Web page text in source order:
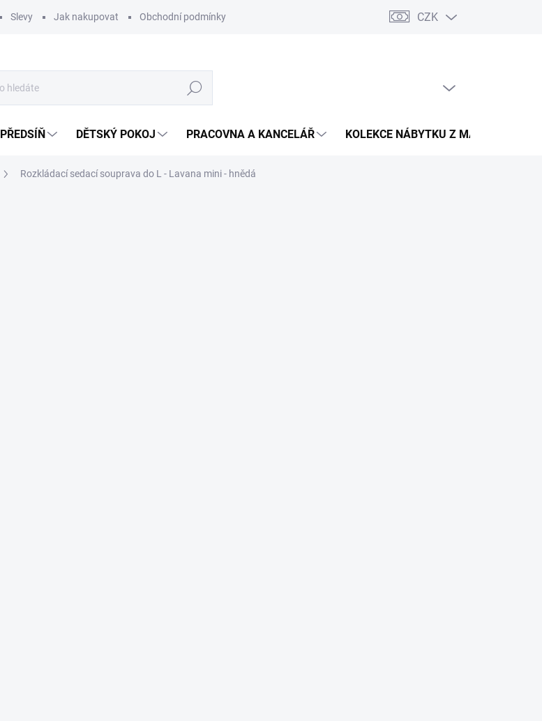
Slevy Jak nakupovat Obchodní podmínky Podmínky ochrany osobních údajů Pojištění zásilky
CZK
Hledat
PŘEDSÍŇ DĚTSKÝ POKOJ PRACOVNA A KANCELÁŘ KOLEKCE NÁBYTKU Z MASIVU
Rozkládací sedací souprava do L - Lavana mini - hnědá